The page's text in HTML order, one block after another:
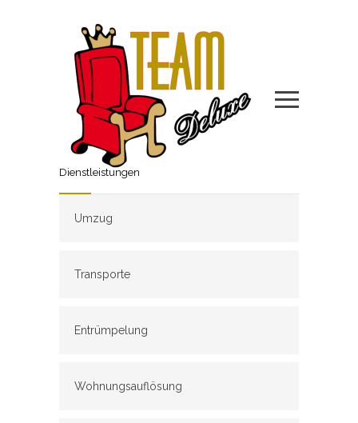
Dienstleistungen
Umzug
Transporte
Entrümpelung
Wohnungsauflösung